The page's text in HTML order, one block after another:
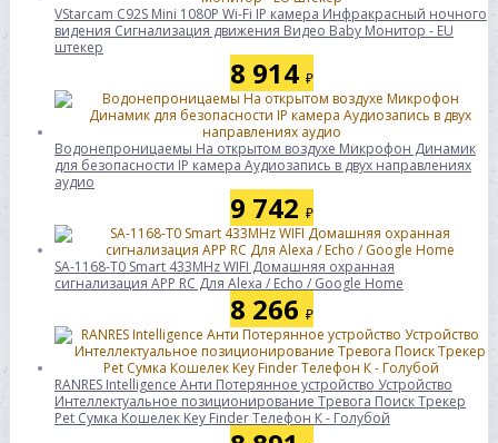
VStarcam C92S Mini 1080P Wi-Fi IP камера Инфракрасный ночного
видения Сигнализация движения Видео Baby Монитор - EU
штекер
8 914 ₽
Водонепроницаемы На открытом воздухе Микрофон Динамик
для безопасности IP камера Аудиозапись в двух направлениях
аудио
9 742 ₽
SA-1168-T0 Smart 433MHz WIFI Домашняя охранная
сигнализация APP RC Для Alexa / Echo / Google Home
8 266 ₽
RANRES Intelligence Анти Потерянное устройство Устройство
Интеллектуальное позиционирование Тревога Поиск Трекер
Pet Сумка Кошелек Key Finder Телефон К - Голубой